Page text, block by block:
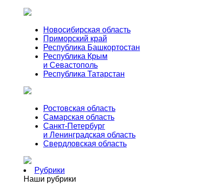
Новосибирская область
Приморский край
Республика Башкортостан
Республика Крым
и Севастополь
Республика Татарстан
Ростовская область
Самарская область
Санкт-Петербург
и Ленинградская область
Свердловская область
Рубрики
Наши рубрики